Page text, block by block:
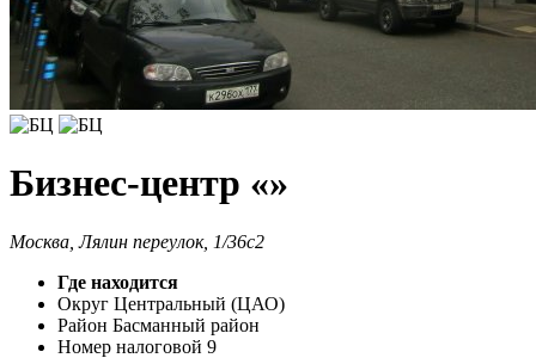
Бизнес-центр «»
Москва, Лялин переулок, 1/36с2
Где находится
Округ Центральный (ЦАО)
Район Басманный район
Номер налоговой 9